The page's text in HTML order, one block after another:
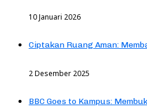
10 Januari 2026
Ciptakan Ruang Aman:
2 Desember 2025
BBC Goes to Kampus: